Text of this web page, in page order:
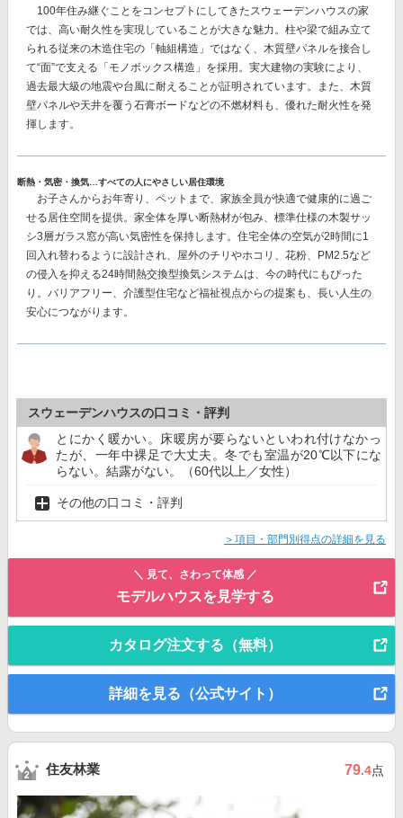
100年住み継ぐことをコンセプトにしてきたスウェーデンハウスの家
では、 高い耐久性を実現していることが大きな魅力。柱や梁で組み立て
られる従来の木造住宅の「軸組構造」ではなく、 木質壁パネルを接合し
て“面”で支える「モノボックス構造」を採用。 実大建物の実験により、
過去最大級の地震や台風に耐えることが証明されています。また、木質
壁パネルや天井を覆う石膏ボードなどの不燃材料も、優れた耐火性を発
揮します。
断熱・気密・換気…すべての人にやさしい居住環境
お子さんからお年寄り、ペットまで、家族全員が快適で健康的に過ご
せる居住空間を提供。家全体を厚い断熱材が包み、 標準仕様の木製サッ
シ3層ガラス窓が高い気密性を保持します。住宅全体の空気が2時間に1
回入れ替わるように設計され、屋外のチリやホコリ、花粉、PM2.5など
の侵入を抑える24時間熱交換型換気システムは、今の時代にもぴった
り。バリアフリー、介護型住宅など福祉視点からの提案も、長い人生の
安心につながります。
スウェーデンハウスの口コミ・評判
とにかく暖かい。床暖房が要らないといわれ付けなかっ
たが、一年中裸足で大丈夫。冬でも室温が20℃以下にな
らない。結露がない。（60代以上／女性）
その他の口コミ・評判
＞項目・部門別得点の詳細を見る
＼ 見て、さわって体感 ／
モデルハウスを見学する
カタログ注文する（無料）
詳細を見る（公式サイト）
住友林業 79.4点